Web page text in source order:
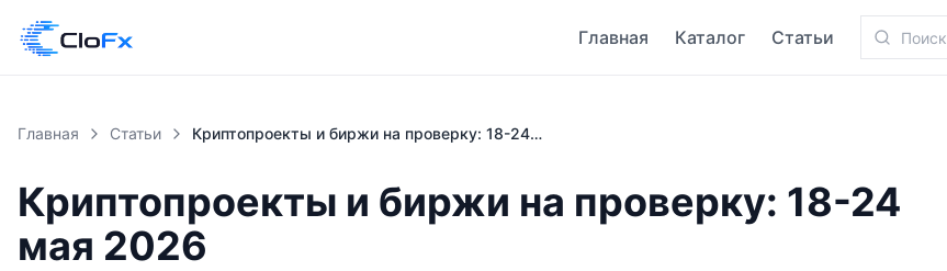
Главная Каталог Статьи
Главная Статьи Криптопроекты и биржи на проверку: 18-24 мая 2026
Криптопроекты и биржи на проверку: 18-24
мая 2026